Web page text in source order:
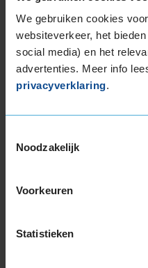
We gebruiken cookies
websiteverkeer, het
social media) en het
advertenties. Meer info
privacyverklaring.
Noodzakelijk
Voorkeuren
Statistieken
245/45R17 99V
245/65R17 111H
255/40R17 98V
255/65R17 114H
18-inch banden
215/40R18 89V EXTRALOAD